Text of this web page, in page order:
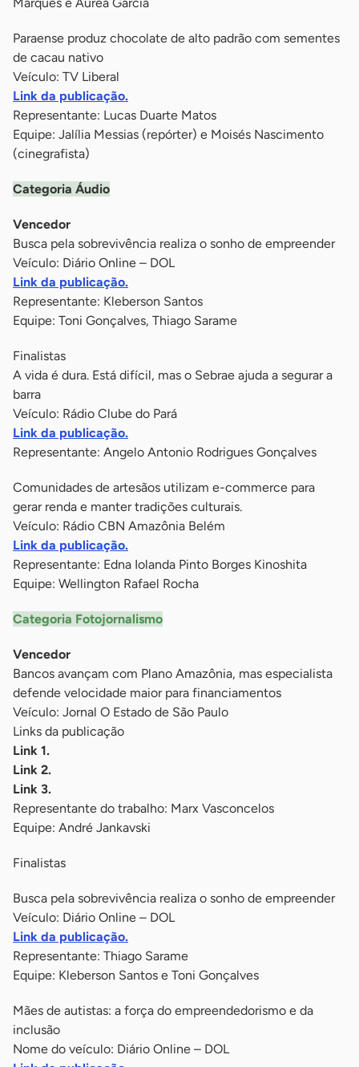
Paraense produz chocolate de alto padrão com sementes
de cacau nativo
Veículo: TV Liberal
Link da publicação.
Representante: Lucas Duarte Matos
Equipe: Jalília Messias (repórter) e Moisés Nascimento
(cinegrafista)
Categoria Áudio
Vencedor
Busca pela sobrevivência realiza o sonho de empreender
Veículo: Diário Online – DOL
Link da publicação.
Representante: Kleberson Santos
Equipe: Toni Gonçalves, Thiago Sarame
Finalistas
A vida é dura. Está difícil, mas o Sebrae ajuda a segurar a
barra
Veículo: Rádio Clube do Pará
Link da publicação.
Representante: Angelo Antonio Rodrigues Gonçalves
Comunidades de artesãos utilizam e-commerce para
gerar renda e manter tradições culturais.
Veículo: Rádio CBN Amazônia Belém
Link da publicação.
Representante: Edna Iolanda Pinto Borges Kinoshita
Equipe: Wellington Rafael Rocha
Categoria Fotojornalismo
Vencedor
Bancos avançam com Plano Amazônia, mas especialista
defende velocidade maior para financiamentos
Veículo: Jornal O Estado de São Paulo
Links da publicação
Link 1.
Link 2.
Link 3.
Representante do trabalho: Marx Vasconcelos
Equipe: André Jankavski
Finalistas
Busca pela sobrevivência realiza o sonho de empreender
Veículo: Diário Online – DOL
Link da publicação.
Representante: Thiago Sarame
Equipe: Kleberson Santos e Toni Gonçalves
Mães de autistas: a força do empreendedorismo e da
inclusão
Nome do veículo: Diário Online – DOL